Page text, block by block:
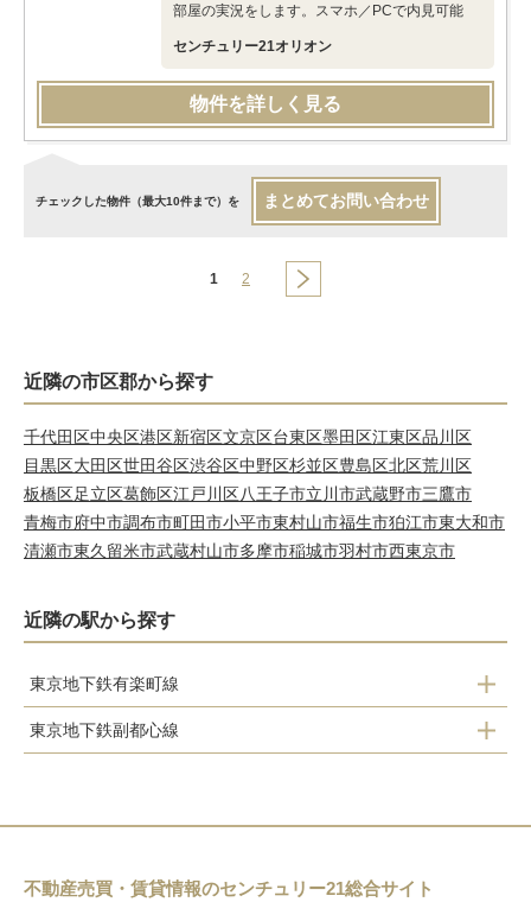
部屋の実況をします。スマホ／PCで内見可能
センチュリー21オリオン
物件を詳しく見る
チェックした物件（最大10件まで）を まとめてお問い合わせ
1 2
近隣の市区郡から探す
千代田区中央区港区新宿区文京区台東区墨田区江東区品川区
目黒区大田区世田谷区渋谷区中野区杉並区豊島区北区荒川区
板橋区足立区葛飾区江戸川区八王子市立川市武蔵野市三鷹市
青梅市府中市調布市町田市小平市東村山市福生市狛江市東大和市
清瀬市東久留米市武蔵村山市多摩市稲城市羽村市西東京市
近隣の駅から探す
東京地下鉄有楽町線
地下鉄成増
平和台
東京地下鉄副都心線
地下鉄赤塚
不動産売買・賃貸情報のセンチュリー21総合サイト